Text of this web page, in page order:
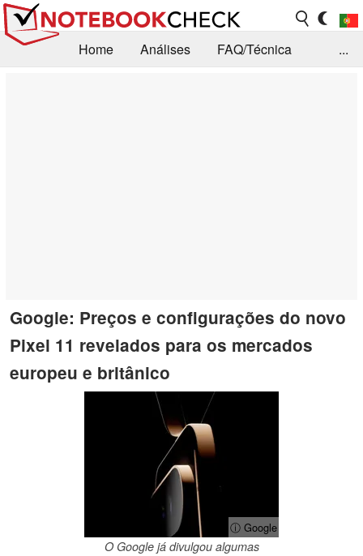
Home Análises
FAQ/Técnica
...
Google: Preços e configurações do novo
Pixel 11 revelados para os mercados
europeu e britânico
ⓘ Google
O Google já divulgou algumas